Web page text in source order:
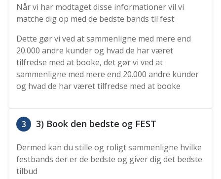
Når vi har modtaget disse informationer vil vi
matche dig op med de bedste bands til fest
Dette gør vi ved at sammenligne med mere end
20.000 andre kunder og hvad de har været
tilfredse med at booke, det gør vi ved at
sammenligne med mere end 20.000 andre kunder
og hvad de har været tilfredse med at booke
3 3) Book den bedste og FEST
Dermed kan du stille og roligt sammenligne hvilke
festbands der er de bedste og giver dig det bedste
tilbud